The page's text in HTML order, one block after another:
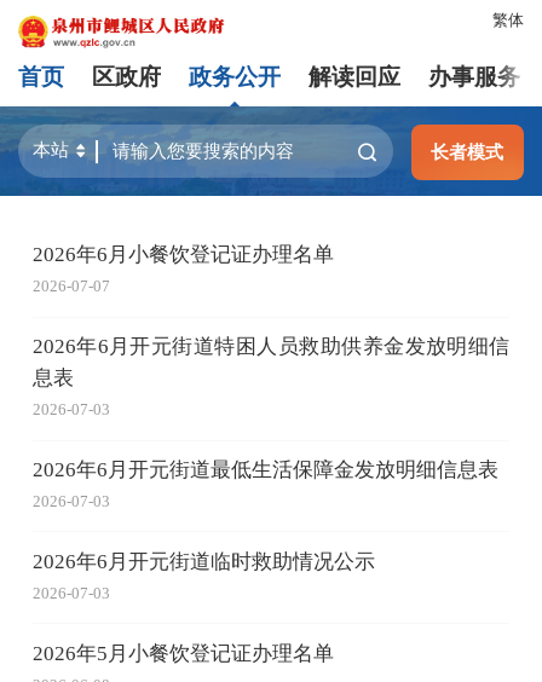
繁体
首页 区政府 政务公开 解读回应 办事服务
长者模式
2026年6月小餐饮登记证办理名单
2026-07-07
2026年6月开元街道特困人员救助供养金发放明细信
息表
2026-07-03
2026年6月开元街道最低生活保障金发放明细信息表
2026-07-03
2026年6月开元街道临时救助情况公示
2026-07-03
2026年5月小餐饮登记证办理名单